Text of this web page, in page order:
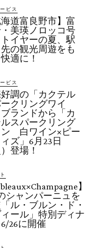
ビス
海道富良野市】富
・美瑛ノロッコ号
イヤーの夏、駅
の観光周遊をも
適に！
ビス
調の「カクテル
クリングワイ
ランドから「カ
スパークリング
ン 白ワイン×ピー
ズ」6月23日
）登場！
】
シャンパーニュを
ル・ブルン・ド・
ィール」特別ディナ
26に開催